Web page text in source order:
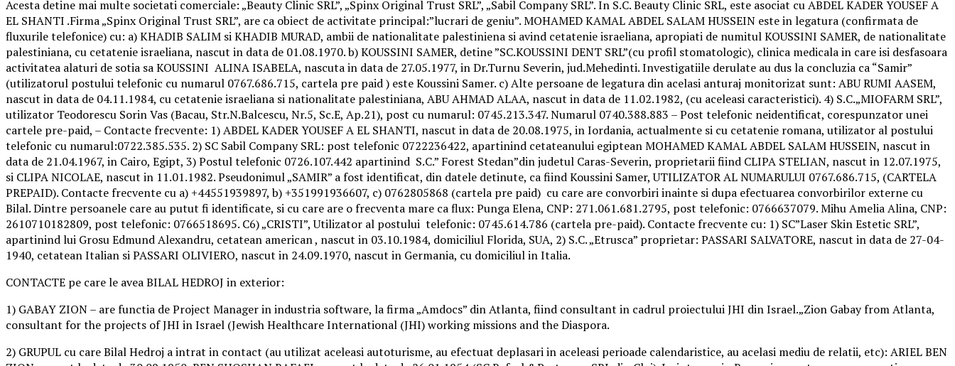
Acesta detine mai multe societati comerciale: „Beauty Clinic SRL”, „Spinx Original Trust SRL”, „Sabil Company SRL”. In S.C. Beauty Clinic SRL, este asociat cu ABDEL KADER YOUSEF A
EL SHANTI .Firma „Spinx Original Trust SRL”, are ca obiect de activitate principal:”lucrari de geniu”. MOHAMED KAMAL ABDEL SALAM HUSSEIN este in legatura (confirmata de
fluxurile telefonice) cu: a) KHADIB SALIM si KHADIB MURAD, ambii de nationalitate palestiniena si avind cetatenie israeliana, apropiati de numitul KOUSSINI SAMER, de nationalitate
palestiniana, cu cetatenie israeliana, nascut in data de 01.08.1970. b) KOUSSINI SAMER, detine ”SC.KOUSSINI DENT SRL”(cu profil stomatologic), clinica medicala in care isi desfasoara
activitatea alaturi de sotia sa KOUSSINI ALINA ISABELA, nascuta in data de 27.05.1977, in Dr.Turnu Severin, jud.Mehedinti. Investigatiile derulate au dus la concluzia ca “Samir”
(utilizatorul postului telefonic cu numarul 0767.686.715, cartela pre paid ) este Koussini Samer. c) Alte persoane de legatura din acelasi anturaj monitorizat sunt: ABU RUMI AASEM,
nascut in data de 04.11.1984, cu cetatenie israeliana si nationalitate palestiniana, ABU AHMAD ALAA, nascut in data de 11.02.1982, (cu aceleasi caracteristici). 4) S.C.„MIOFARM SRL”,
utilizator Teodorescu Sorin Vas (Bacau, Str.N.Balcescu, Nr.5, Sc.E, Ap.21), post cu numarul: 0745.213.347. Numarul 0740.388.883 – Post telefonic neidentificat, corespunzator unei
cartele pre-paid, – Contacte frecvente: 1) ABDEL KADER YOUSEF A EL SHANTI, nascut in data de 20.08.1975, in Iordania, actualmente si cu cetatenie romana, utilizator al postului
telefonic cu numarul:0722.385.535. 2) SC Sabil Company SRL: post telefonic 0722236422, apartinind cetateanului egiptean MOHAMED KAMAL ABDEL SALAM HUSSEIN, nascut in
data de 21.04.1967, in Cairo, Egipt, 3) Postul telefonic 0726.107.442 apartinind S.C.” Forest Stedan”din judetul Caras-Severin, proprietarii fiind CLIPA STELIAN, nascut in 12.07.1975,
si CLIPA NICOLAE, nascut in 11.01.1982. Pseudonimul „SAMIR” a fost identificat, din datele detinute, ca fiind Koussini Samer, UTILIZATOR AL NUMARULUI 0767.686.715, (CARTELA
PREPAID). Contacte frecvente cu a) +44551939897, b) +351991936607, c) 0762805868 (cartela pre paid) cu care are convorbiri inainte si dupa efectuarea convorbirilor externe cu
Bilal. Dintre persoanele care au putut fi identificate, si cu care are o frecventa mare ca flux: Punga Elena, CNP: 271.061.681.2795, post telefonic: 0766637079. Mihu Amelia Alina, CNP:
2610710182809, post telefonic: 0766518695. C6) „CRISTI”, Utilizator al postului telefonic: 0745.614.786 (cartela pre-paid). Contacte frecvente cu: 1) SC”Laser Skin Estetic SRL”,
apartinind lui Grosu Edmund Alexandru, cetatean american , nascut in 03.10.1984, domiciliul Florida, SUA, 2) S.C. „Etrusca” proprietar: PASSARI SALVATORE, nascut in data de 27-04-
1940, cetatean Italian si PASSARI OLIVIERO, nascut in 24.09.1970, nascut in Germania, cu domiciliul in Italia.
CONTACTE pe care le avea BILAL HEDROJ in exterior:
1) GABAY ZION – are functia de Project Manager in industria software, la firma „Amdocs” din Atlanta, fiind consultant in cadrul proiectului JHI din Israel.„Zion Gabay from Atlanta,
consultant for the projects of JHI in Israel (Jewish Healthcare International (JHI) working missions and the Diaspora.
2) GRUPUL cu care Bilal Hedroj a intrat in contact (au utilizat aceleasi autoturisme, au efectuat deplasari in aceleasi perioade calendaristice, au acelasi mediu de relatii, etc): ARIEL BEN